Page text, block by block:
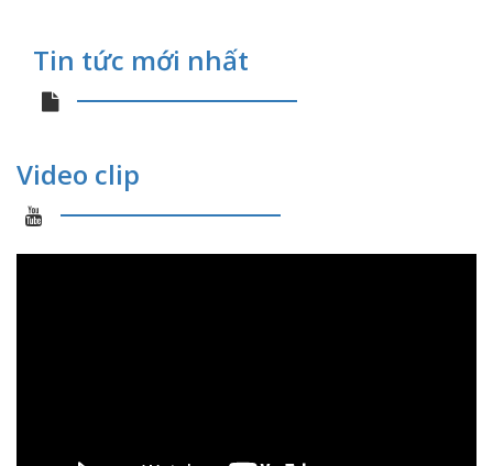
Tin tức mới nhất
Video clip